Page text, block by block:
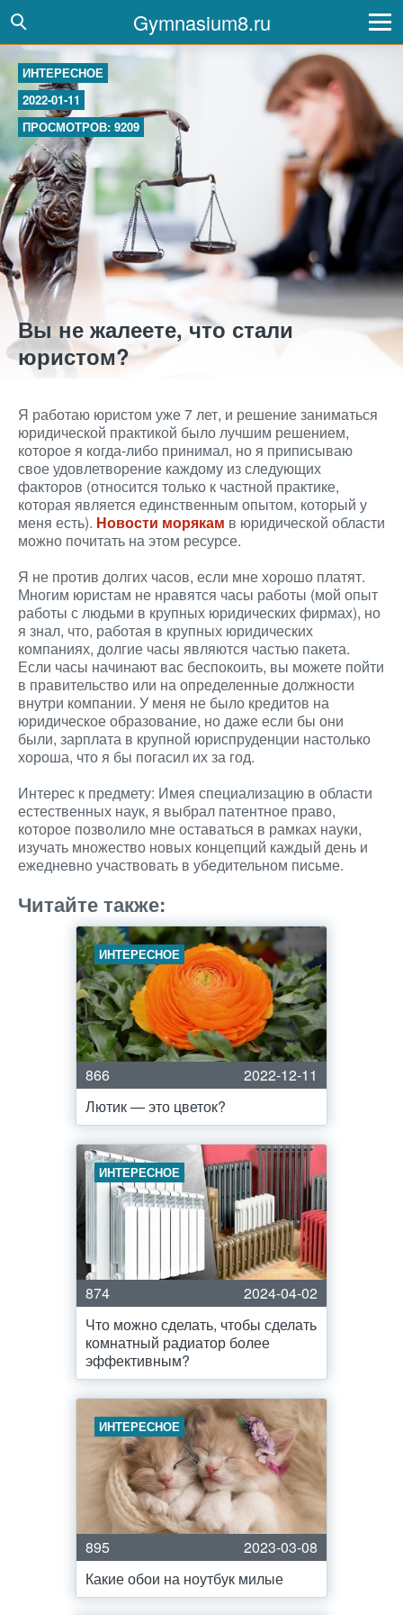
Gymnasium8.ru
ИНТЕРЕСНОЕ
2022-01-11
ПРОСМОТРОВ: 9209
Вы не жалеете, что стали
юристом?
Я работаю юристом уже 7 лет, и решение заниматься
юридической практикой было лучшим решением,
которое я когда-либо принимал, но я приписываю
свое удовлетворение каждому из следующих
факторов (относится только к частной практике,
которая является единственным опытом, который у
меня есть). Новости морякам в юридической области
можно почитать на этом ресурсе.
Я не против долгих часов, если мне хорошо платят.
Многим юристам не нравятся часы работы (мой опыт
работы с людьми в крупных юридических фирмах), но
я знал, что, работая в крупных юридических
компаниях, долгие часы являются частью пакета.
Если часы начинают вас беспокоить, вы можете пойти
в правительство или на определенные должности
внутри компании. У меня не было кредитов на
юридическое образование, но даже если бы они
были, зарплата в крупной юриспруденции настолько
хороша, что я бы погасил их за год.
Интерес к предмету: Имея специализацию в области
естественных наук, я выбрал патентное право,
которое позволило мне оставаться в рамках науки,
изучать множество новых концепций каждый день и
ежедневно участвовать в убедительном письме.
Читайте также:
ИНТЕРЕСНОЕ
866
2022-12-11
Лютик — это цветок?
ИНТЕРЕСНОЕ
874
2024-04-02
Что можно сделать, чтобы сделать
комнатный радиатор более
эффективным?
ИНТЕРЕСНОЕ
895
2023-03-08
Какие обои на ноутбук милые